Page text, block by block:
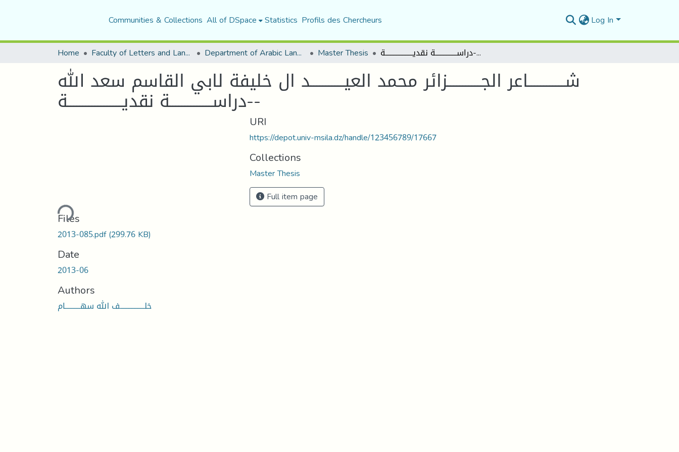
Communities & Collections All of DSpace Statistics Profils des Chercheurs Log In
Home Faculty of Letters and Languages Department of Arabic Language and Literature Master Thesis شــــــــــــاعر الجـــــــــــزائر محمد العيـــــــــــد ال خليفة لابي القاسم سعد الله -دراســــــــــــــة نقديــــــــــــــــــة-
شــــــــــــاعر الجـــــــــــزائر محمد العيـــــــــــد ال خليفة لابي القاسم سعد الله
-دراســــــــــــــة نقديــــــــــــــــــة-
Loading...
Files
2013-085.pdf(299.76 KB)
Date
2013-06
Authors
خلــــــــــــــــف الله سهــــــــــام
URI
https://depot.univ-msila.dz/handle/123456789/17667
Collections
Master Thesis
Full item page